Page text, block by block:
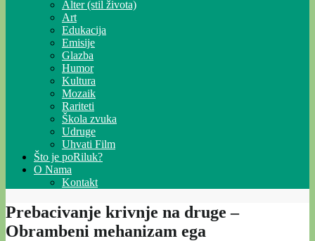
Alter (stil života)
Art
Edukacija
Emisije
Glazba
Humor
Kultura
Mozaik
Rariteti
Škola zvuka
Udruge
Uhvati Film
Što je poRiluk?
O Nama
Kontakt
Prebacivanje krivnje na druge –
Obrambeni mehanizam ega